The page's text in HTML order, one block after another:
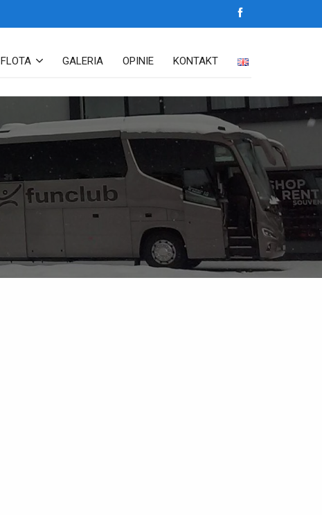
FLOTA GALERIA OPINIE KONTAKT